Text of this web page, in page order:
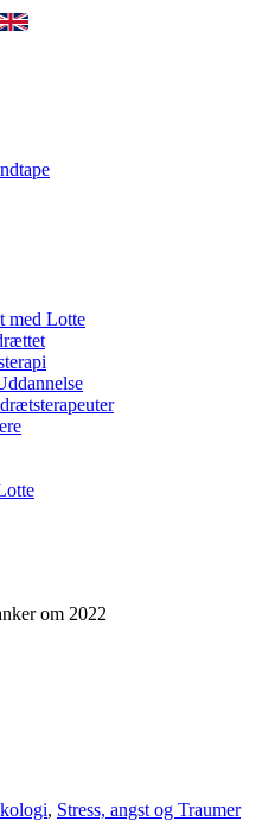
med Lotte
om 2022
, Stress, angst og Traumer